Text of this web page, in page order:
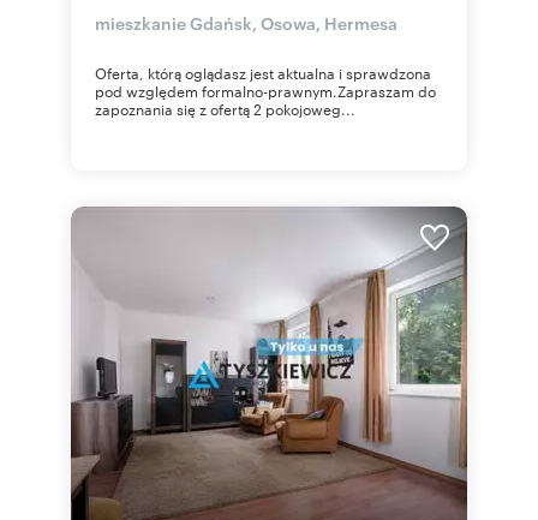
mieszkanie Gdańsk, Osowa, Hermesa
Oferta, którą oglądasz jest aktualna i sprawdzona
pod względem formalno-prawnym.Zapraszam do
zapoznania się z ofertą 2 pokojoweg...